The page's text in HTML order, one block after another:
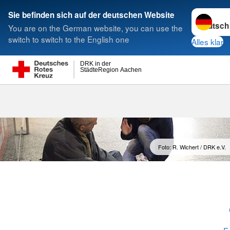
Sie befinden sich auf der deutschen Website
You are on the German website, you can use the
switch to switch to the English one
Sprache
Alles klar
StädteRegion Aachen
DRK in der
Suche
Foto: R. Wichert / DRK e.V.